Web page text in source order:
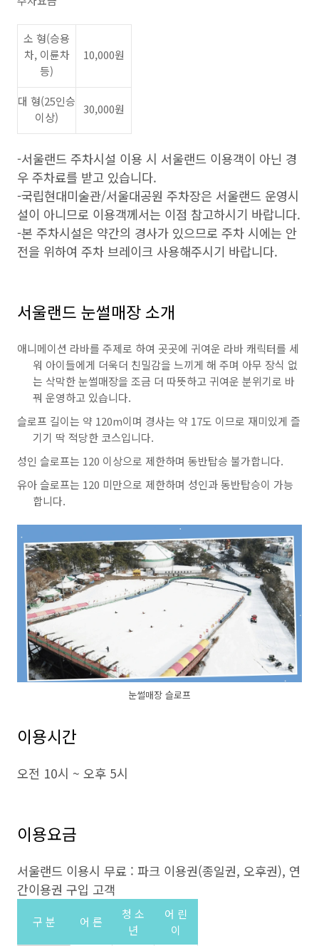
소 형(승용
차, 이륜차
등)
10,000원
대 형(25인승
이상)
30,000원
-서울랜드 주차시설 이용 시 서울랜드 이용객이 아닌 경
우 주차료를 받고 있습니다.
-국립현대미술관/서울대공원 주차장은 서울랜드 운영시
설이 아니므로 이용객께서는 이점 참고하시기 바랍니다.
-본 주차시설은 약간의 경사가 있으므로 주차 시에는 안
전을 위하여 주차 브레이크 사용해주시기 바랍니다.
서울랜드 눈썰매장 소개
애니메이션 라바를 주제로 하여 곳곳에 귀여운 라바 캐릭터를 세
워 아이들에게 더욱더 친밀감을 느끼게 해 주며 아무 장식 없
는 삭막한 눈썰매장을 조금 더 따뜻하고 귀여운 분위기로 바
꿔 운영하고 있습니다.
슬로프 길이는 약 120m이며 경사는 약 17도 이므로 재미있게 즐
기기 딱 적당한 코스입니다.
성인 슬로프는 120 이상으로 제한하며 동반탑승 불가합니다.
유아 슬로프는 120 미만으로 제한하며 성인과 동반탑승이 가능
합니다.
눈썰매장 슬로프
이용시간
오전 10시 ~ 오후 5시
이용요금
서울랜드 이용시 무료 : 파크 이용권(종일권, 오후권), 연
간이용권 구입 고객
구 분 어 른
청 소
년
어 린
이